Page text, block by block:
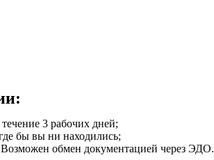
3 рабочих дней;
бы вы ни находились;
Возможен обмен документацией через ЭДО.